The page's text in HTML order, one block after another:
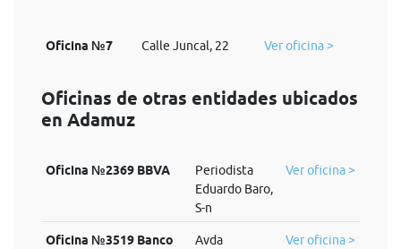
Oficina №7 Calle Juncal, 22 Ver oficina >
Oficinas de otras entidades ubicados
en Adamuz
Oficina №2369 BBVA
Periodista
Eduardo Baro,
S-n
Ver oficina >
Oficina №3519 Banco
Avda
Ver oficina >